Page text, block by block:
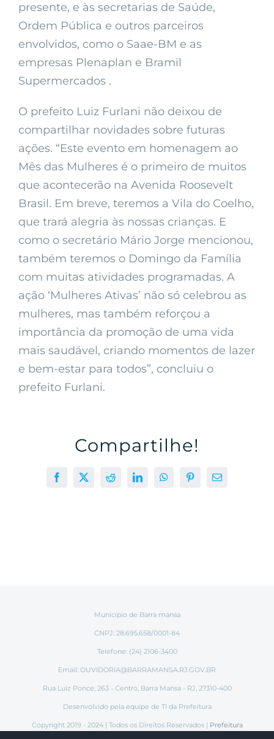
presente, e às secretarias de Saúde,
Ordem Pública e outros parceiros
envolvidos, como o Saae-BM e as
empresas Plenaplan e Bramil
Supermercados .
O prefeito Luiz Furlani não deixou de
compartilhar novidades sobre futuras
ações. “Este evento em homenagem ao
Mês das Mulheres é o primeiro de muitos
que acontecerão na Avenida Roosevelt
Brasil. Em breve, teremos a Vila do Coelho,
que trará alegria às nossas crianças. E
como o secretário Mário Jorge mencionou,
também teremos o Domingo da Família
com muitas atividades programadas. A
ação ‘Mulheres Ativas’ não só celebrou as
mulheres, mas também reforçou a
importância da promoção de uma vida
mais saudável, criando momentos de lazer
e bem-estar para todos”, concluiu o
prefeito Furlani.
Compartilhe!
Facebook
X RedditLinkedInWhatsAppPinterest
E-
Município de Barra mansa
CNPJ: 28.695.658/0001-84
Telefone: (24) 2106-3400
Email: OUVIDORIA@BARRAMANSA.RJ.GOV.BR
Rua Luiz Ponce, 263 - Centro, Barra Mansa - RJ, 27310-400
Desenvolvido pela equipe de TI da Prefeitura
Copyright 2019 - 2024 | Todos os Direitos Reservados | Prefeitura